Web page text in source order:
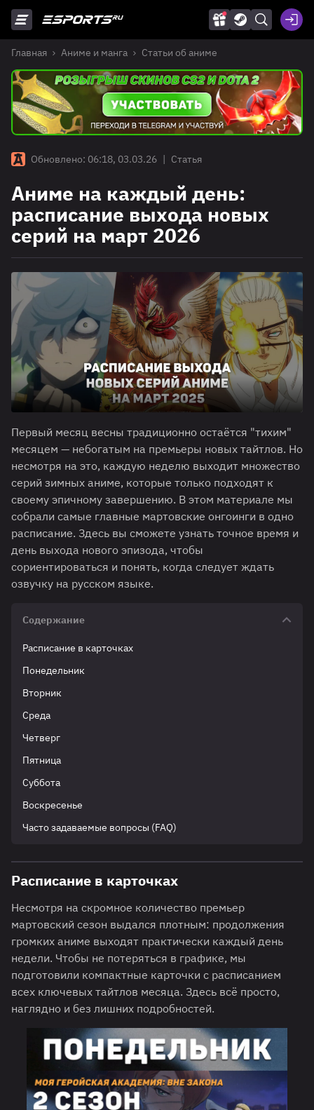
Главная Аниме и манга Статьи об аниме
Обновлено: 06:18, 03.03.26 | Статья
Аниме на каждый день:
расписание выхода новых
серий на март 2026
Первый месяц весны традиционно остаётся "тихим"
месяцем — небогатым на премьеры новых тайтлов. Но
несмотря на это, каждую неделю выходит множество
серий зимных аниме, которые только подходят к
своему эпичному завершению. В этом материале мы
собрали самые главные мартовские онгоинги в одно
расписание. Здесь вы сможете узнать точное время и
день выхода нового эпизода, чтобы
сориентироваться и понять, когда следует ждать
озвучку на русском языке.
Содержание
Расписание в карточках
Понедельник
Вторник
Среда
Четверг
Пятница
Суббота
Воскресенье
Часто задаваемые вопросы (FAQ)
Расписание в карточках
Несмотря на скромное количество премьер
мартовский сезон выдался плотным: продолжения
громких аниме выходят практически каждый день
недели. Чтобы не потеряться в графике, мы
подготовили компактные карточки с расписанием
всех ключевых тайтлов месяца. Здесь всё просто,
наглядно и без лишних подробностей.